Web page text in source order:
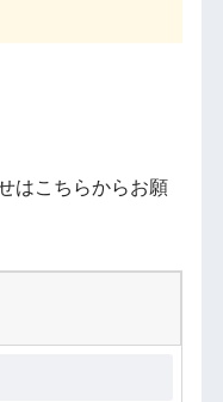
はこちらからお願